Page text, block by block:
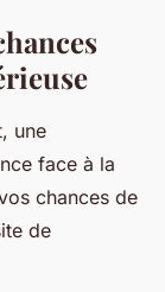
une
face à la
chances de
de